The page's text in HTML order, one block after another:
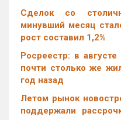
Cделок со
минувший месяц
рост составил 1,2%
Росреестр: в
почти столько же
год назад
Летом рынок
поддержали